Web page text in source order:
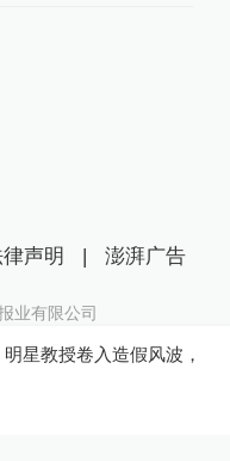
星教授卷入造假风波，
声明 | 澎湃广告
业有限公司
ICP备14003370号
31120170006
号